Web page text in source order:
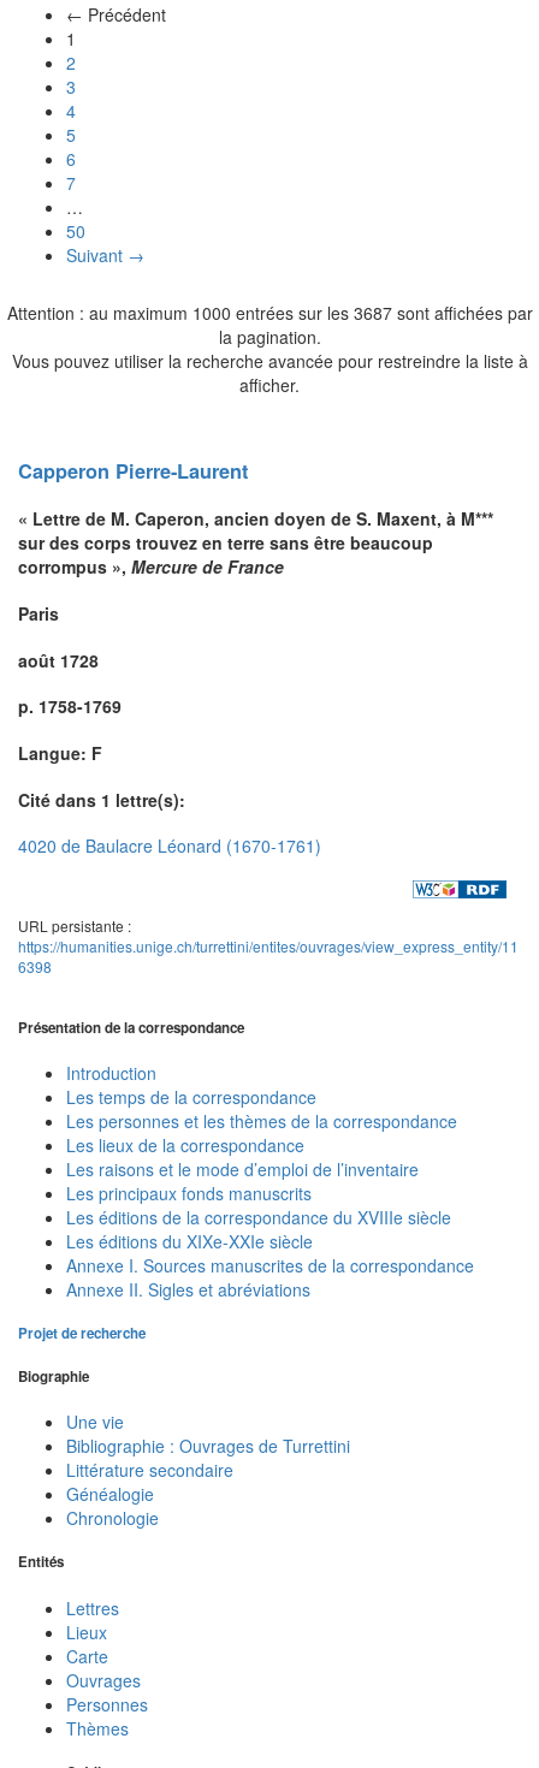
← Précédent
1
2
3
4
5
6
7
…
50
Suivant →
Attention : au maximum 1000 entrées sur les 3687 sont affichées par
la pagination.
Vous pouvez utiliser la recherche avancée pour restreindre la liste à
afficher.
Capperon Pierre-Laurent
« Lettre de M. Caperon, ancien doyen de S. Maxent, à M***
sur des corps trouvez en terre sans être beaucoup
corrompus », Mercure de France
Paris
août 1728
p. 1758-1769
Langue: F
Cité dans 1 lettre(s):
4020 de Baulacre Léonard (1670-1761)
URL persistante :
https://humanities.unige.ch/turrettini/entites/ouvrages/view_express_entity/11
6398
Présentation de la correspondance
Introduction
Les temps de la correspondance
Les personnes et les thèmes de la correspondance
Les lieux de la correspondance
Les raisons et le mode d’emploi de l’inventaire
Les principaux fonds manuscrits
Les éditions de la correspondance du XVIIIe siècle
Les éditions du XIXe-XXIe siècle
Annexe I. Sources manuscrites de la correspondance
Annexe II. Sigles et abréviations
Projet de recherche
Biographie
Une vie
Bibliographie : Ouvrages de Turrettini
Littérature secondaire
Généalogie
Chronologie
Entités
Lettres
Lieux
Carte
Ouvrages
Personnes
Thèmes